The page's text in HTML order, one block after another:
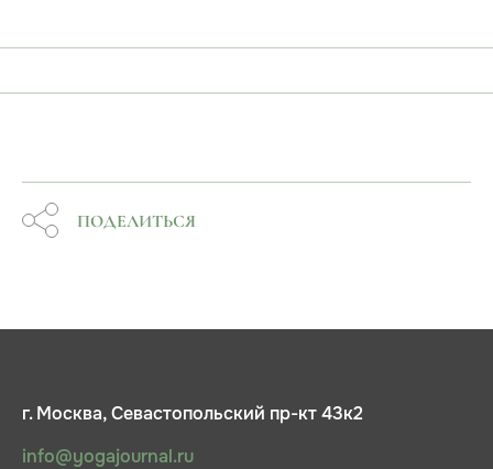
ПОДЕЛИТЬСЯ
г. Москва, Севастопольский пр-кт 43к2
info@yogajournal.ru